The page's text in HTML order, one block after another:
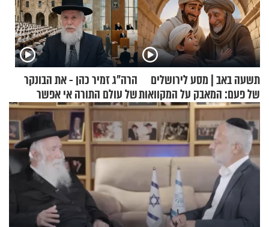
תשעה באב | מסע לירושלים
של פעם: המאבק על המקוואות
הרה"ג זמיר כהן - את הבונקר
של עולם התורה אי אפשר
לפרק